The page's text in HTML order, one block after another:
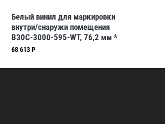
Белый винил для маркировки
внутри/снаружи помещения
B30C-3000-595-WT, 76,2 мм *
30,48 м (BBP31/33/35/37)
68 613 Р